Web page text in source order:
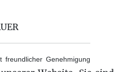
freundlicher Genehmigung